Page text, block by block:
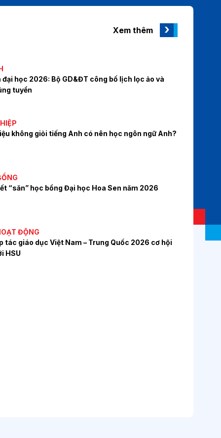
học 2026: Bộ GD&ĐT công bố lịch lọc ảo và
tuyển
NGHIỆP
đáp] Liệu không giỏi tiếng Anh có nên học ngôn
“săn” học bổng Đại học Hoa Sen năm 2026
ĐỘNG
tác giáo dục Việt Nam – Trung Quốc 2026 cơ hội
HSU
Xem thêm